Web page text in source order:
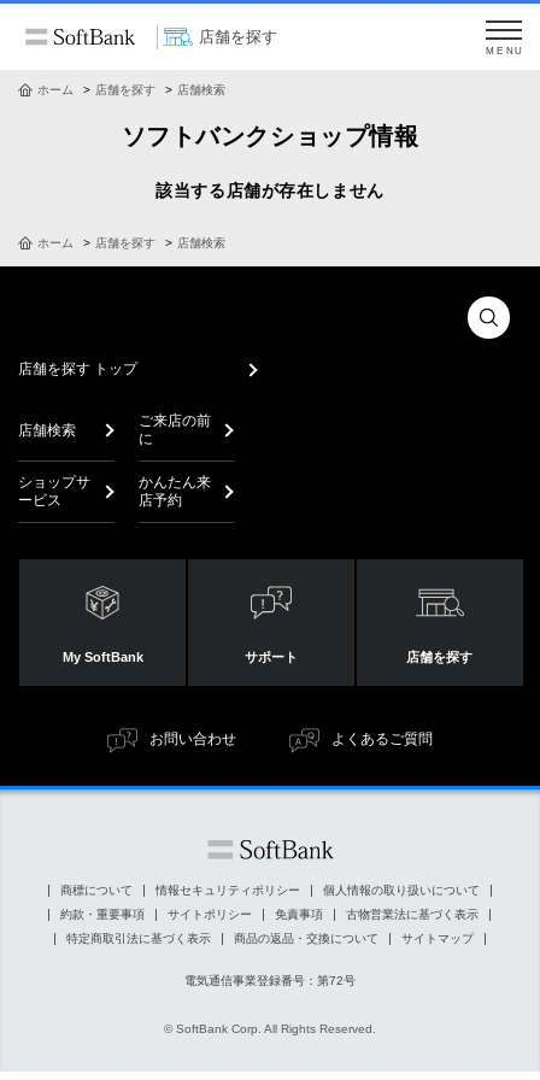
店舗を探す
MENU
ホーム 店舗を探す 店舗検索
ソフトバンクショップ情報
該当する店舗が存在しません
ホーム 店舗を探す 店舗検索
店舗を探す トップ
店舗検索
ご来店の前
に
ショップサ
ービス
かんたん来
店予約
My SoftBank サポート 店舗を探す
お問い合わせ よくあるご質問
商標について 情報セキュリティポリシー
個人情報の取り扱いについて
約款・重要事項
サイトポリシー 免責事項
古物営業法に基づく表示
特定商取引法に基づく表示
商品の返品・交換について サイトマップ
電気通信事業登録番号：第72号
© SoftBank Corp. All Rights Reserved.